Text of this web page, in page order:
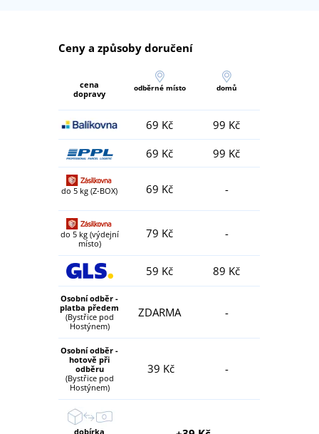
Ceny a způsoby doručení
cena
dopravy
odběrné místo domů
69 Kč
99 Kč
69 Kč
99 Kč
do 5 kg (Z-BOX) 69 Kč -
do 5 kg (výdejní
místo)
79 Kč -
59 Kč 89 Kč
Osobní odběr -
platba předem
(Bystřice pod
Hostýnem)
ZDARMA -
Osobní odběr -
hotově při
odběru
(Bystřice pod
Hostýnem)
39 Kč -
dobírka